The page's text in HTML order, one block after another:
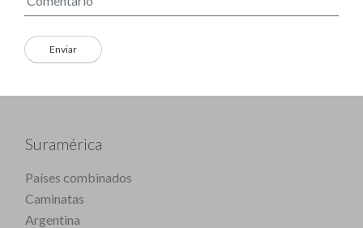
Suramérica
Países combinados
Caminatas
Argentina